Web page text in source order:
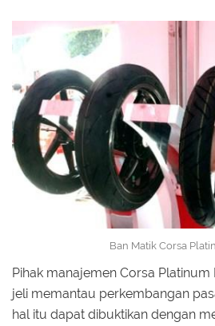
Ban Matik Corsa
Pihak manajemen Corsa
jeli memantau perkembangan
hal itu dapat dibuktikan dengan